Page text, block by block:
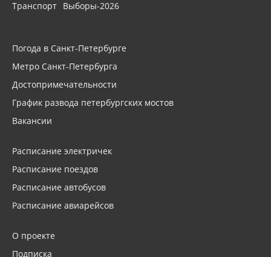
Транспорт Выборы-2026
Погода в Санкт-Петербурге
Метро Санкт-Петербурга
Достопримечательности
График развода петербургских мостов
Вакансии
Расписание электричек
Расписание поездов
Расписание автобусов
Расписание авиарейсов
О проекте
Подписка